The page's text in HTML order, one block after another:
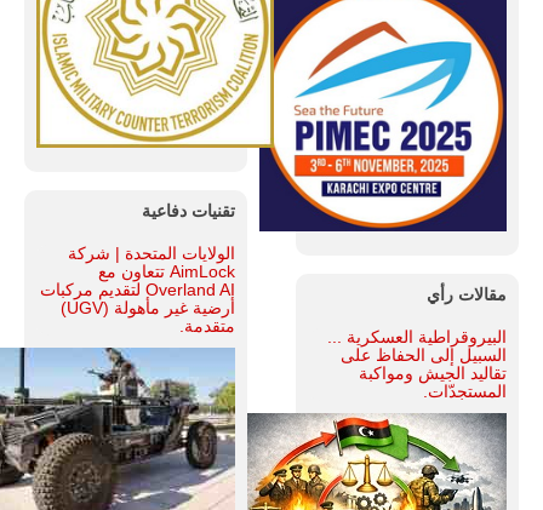
مقالات رأي
البيروقراطية العسكرية ...
السبيل إلى الحفاظ على
تقاليد الجيش ومواكبة
المستجدّات.
تقنيات دفاعية
الولايات المتحدة | شركة
AimLock تتعاون مع
Overland AI لتقديم مركبات
أرضية غير مأهولة (UGV)
متقدمة.